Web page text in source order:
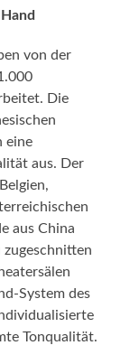
von der
Die
eine
aus. Der
aus China
System des
Tonqualität.